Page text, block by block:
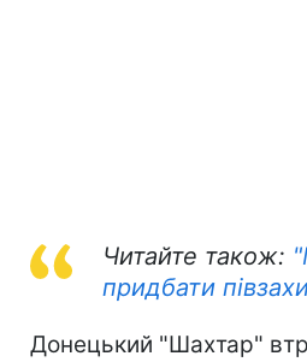
Читайте також:
придбати
Донецький "Шахтар"